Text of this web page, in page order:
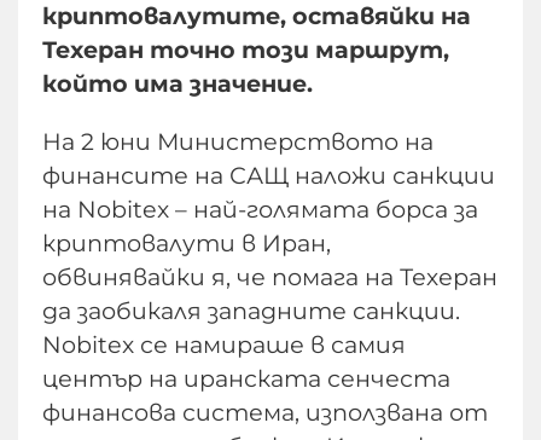
криптовалутите, оставяйки на
Техеран точно този маршрут,
който има значение.
На 2 юни Министерството на
финансите на САЩ наложи санкции
на Nobitex – най-голямата борса за
криптовалути в Иран,
обвинявайки я, че помага на Техеран
да заобикаля западните санкции.
Nobitex се намираше в самия
център на иранската сенчеста
финансова система, използвана от